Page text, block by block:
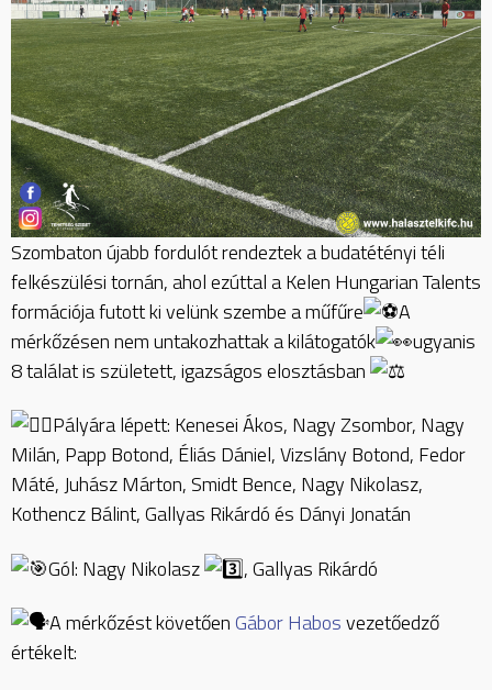
Szombaton újabb fordulót rendeztek a budatétényi téli
felkészülési tornán, ahol ezúttal a Kelen Hungarian Talents
formációja futott ki velünk szembe a műfűre
A
mérkőzésen nem untakozhattak a kilátogatók
ugyanis
8 találat is született, igazságos elosztásban
Pályára lépett: Kenesei Ákos, Nagy Zsombor, Nagy
Milán, Papp Botond, Éliás Dániel, Vizslány Botond, Fedor
Máté, Juhász Márton, Smidt Bence, Nagy Nikolasz,
Kothencz Bálint,Gallyas Rikárdó és Dányi Jonatán
Gól: Nagy Nikolasz
, Gallyas Rikárdó
A mérkőzést követőenGábor Habosvezetőedző
értékelt: